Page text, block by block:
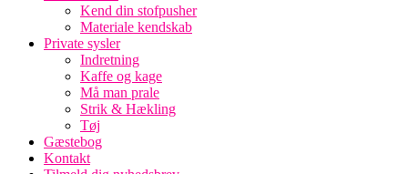
Kend din stofpusher
Materiale kendskab
Private sysler
Indretning
Kaffe og kage
Må man prale
Strik & Hækling
Tøj
Gæstebog
Kontakt